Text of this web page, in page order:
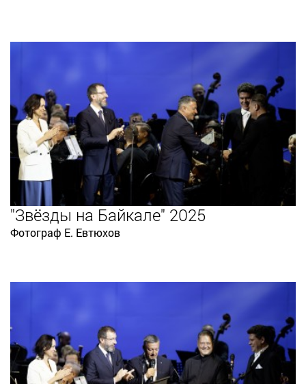
"Звёзды на Байкале" 2025
Фотограф Е. Евтюхов